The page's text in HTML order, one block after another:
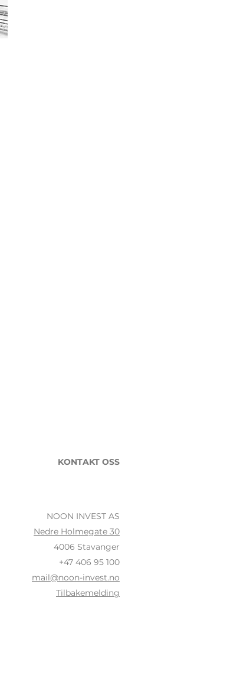
KONTAKT OSS
NOON INVEST AS
Nedre Holmegate 30
4006 Stavanger
+47 406 95 100
mail@noon-invest.no
Tilbakemelding